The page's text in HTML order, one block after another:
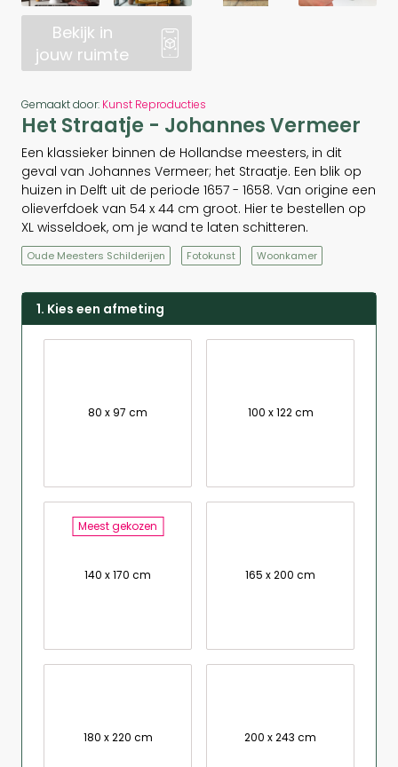
Bekijk in
jouw ruimte
Gemaakt door: Kunst Reproducties
Het Straatje - Johannes Vermeer
Een klassieker binnen de Hollandse meesters, in dit
geval van Johannes Vermeer; het Straatje. Een blik op
huizen in Delft uit de periode 1657 - 1658. Van origine een
olieverfdoek van 54 x 44 cm groot. Hier te bestellen op
XL wisseldoek, om je wand te laten schitteren.
Oude Meesters Schilderijen Fotokunst Woonkamer
1. Kies een afmeting
80 x 97 cm 100 x 122 cm
Meest gekozen
140 x 170 cm 165 x 200 cm
180 x 220 cm 200 x 243 cm